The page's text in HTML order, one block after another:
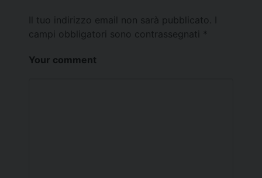
Il tuo indirizzo email non sarà pubblicato.
campi obbligatori sono contrassegnati *
Your comment